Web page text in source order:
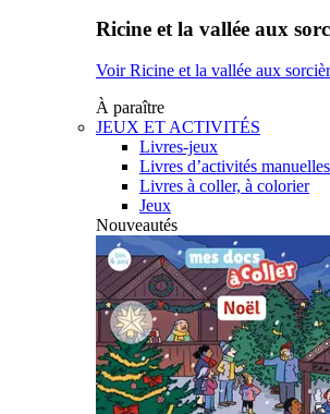
Ricine et la vallée aux
Voir Ricine et la vallée aux
À paraître
JEUX ET ACTIVITÉS
Livres-jeux
Livres d’activités manuelles
Livres à coller, à colorier
Jeux
Nouveautés